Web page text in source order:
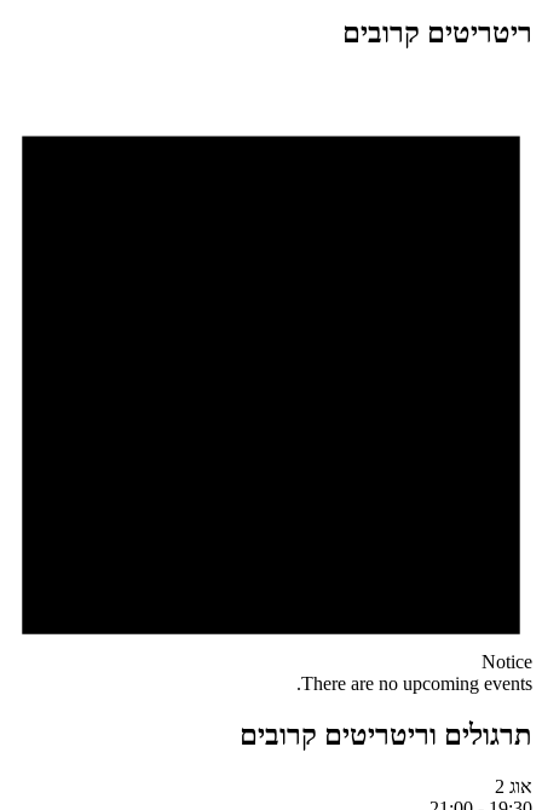
ריטריטים קרובים
Notice
There are no upcoming events.
תרגולים וריטריטים קרובים
אוג 2